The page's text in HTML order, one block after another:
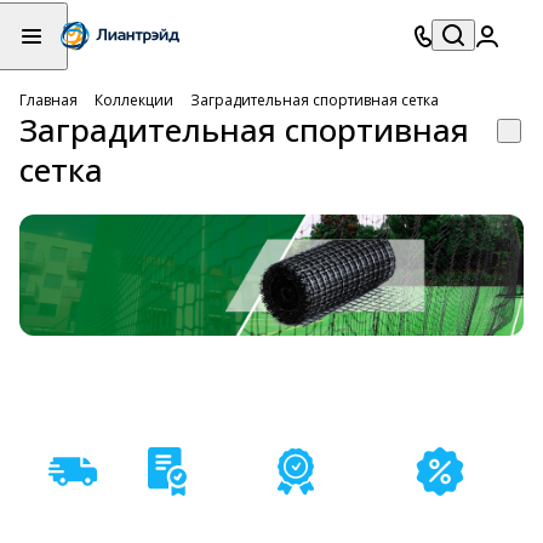
Главная Коллекции Заградительная спортивная сетка
Заградительная спортивная
сетка